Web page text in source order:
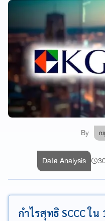
By ก
Data Analysis
กำไรสุทธิ SCCC ใ